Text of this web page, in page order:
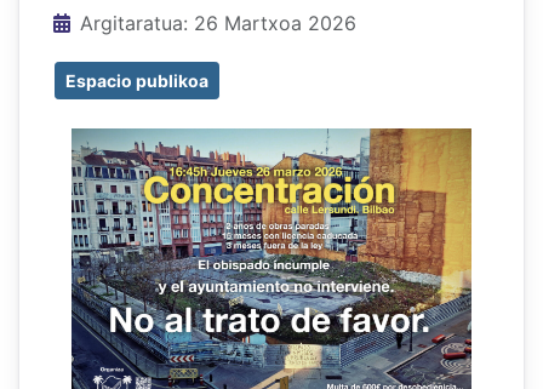
Xehetasunak
Argitaratua: 26 Martxoa 2026
Espacio publikoa